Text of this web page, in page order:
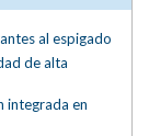
al espigado
de alta
integrada en